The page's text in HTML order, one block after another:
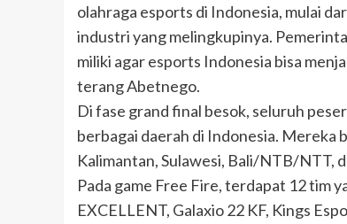
olahraga esports di Indonesia, mulai
industri yang melingkupinya.
miliki agar esports Indonesia bisa
terang Abetnego.
Di fase grand final besok, seluruh
berbagai daerah di Indonesia. Mereka
Kalimantan, Sulawesi, Bali/NTB/NTT,
Pada game Free Fire, terdapat 12 tim
EXCELLENT, Galaxio 22 KF, Kings